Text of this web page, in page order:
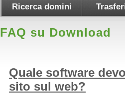
Ricerca domini
FAQ su Download
Quale software
sito sul web?